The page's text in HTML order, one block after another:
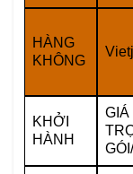
HÀNG
KHÔNG
KHỞI
HÀNH
GIÁ